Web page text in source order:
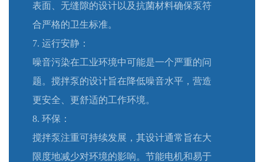
表面、无缝隙的设计以及抗菌材料确保泵符
合严格的卫生标准。
7. 运行安静：
噪音污染在工业环境中可能是一个严重的问
题。搅拌泵的设计旨在降低噪音水平，营造
更安全、更舒适的工作环境。
8. 环保：
搅拌泵注重可持续发展，其设计通常旨在大
限度地减少对环境的影响。节能电机和易于